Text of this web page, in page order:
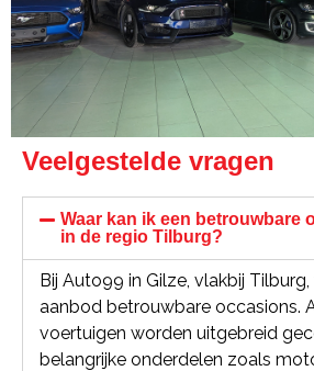
Veelgestelde vragen
Waar kan ik een betrouwbare
in de regio Tilburg?
Bij Auto99 in Gilze, vlakbij
aanbod betrouwbare occasions.
voertuigen worden uitgebreid
belangrijke onderdelen zoals